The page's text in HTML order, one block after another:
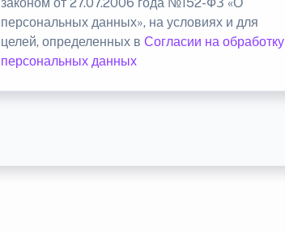
законом от 27.07.2006 года №152-ФЗ «О
персональных данных», на условиях и для
целей, определенных вСогласии на обработку
персональных данных